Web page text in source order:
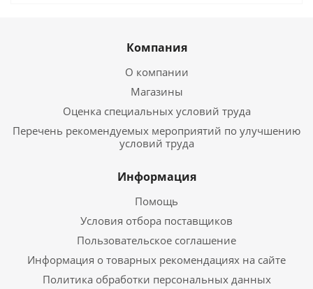
Компания
О компании
Магазины
Оценка специальных условий труда
Перечень рекомендуемых мероприятий по улучшению
условий труда
Информация
Помощь
Условия отбора поставщиков
Пользовательское соглашение
Информация о товарных рекомендациях на сайте
Политика обработки персональных данных